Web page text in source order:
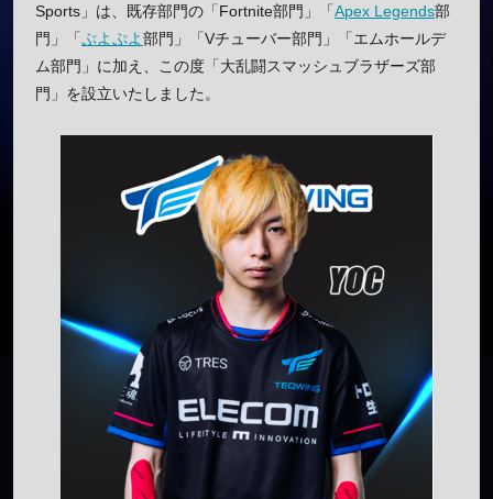
Sports」は、既存部門の「Fortnite部門」「Apex Legends部
門」「ぷよぷよ部門」「Vチューバー部門」「エムホールデ
ム部門」に加え、この度「大乱闘スマッシュブラザーズ部
門」を設立いたしました。